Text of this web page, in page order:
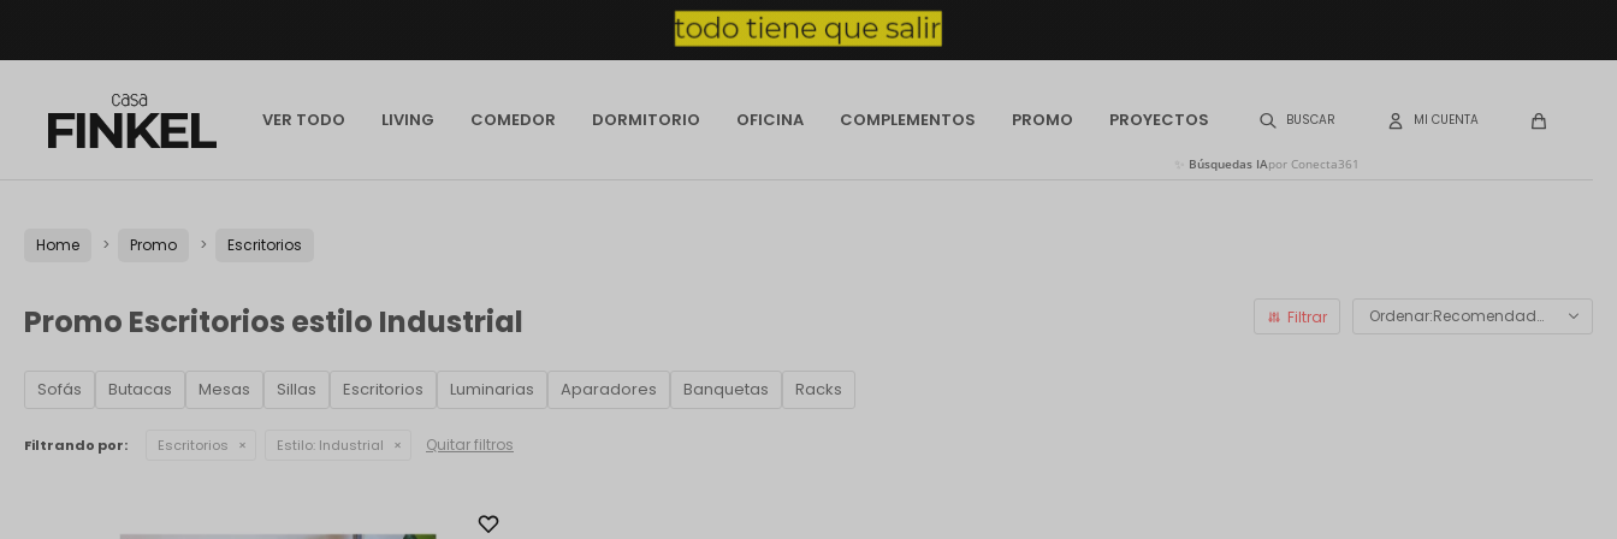
VER TODO LIVING COMEDOR DORMITORIO OFICINA COMPLEMENTOS PROMO PROYECTOS
Búsquedas IApor Conecta361
Home Promo Escritorios
Promo Escritorios estilo Industrial Recomendados
Sofás Butacas Mesas Sillas Escritorios Luminarias Aparadores Banquetas Racks
Filtrando por: Escritorios Estilo: Industrial Quitar filtros